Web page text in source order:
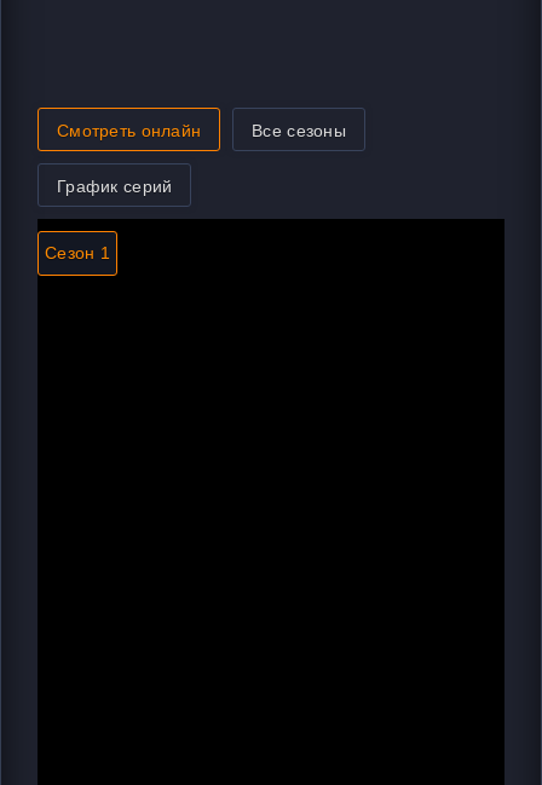
Смотреть онлайн Все сезоны
График серий
Сезон 1